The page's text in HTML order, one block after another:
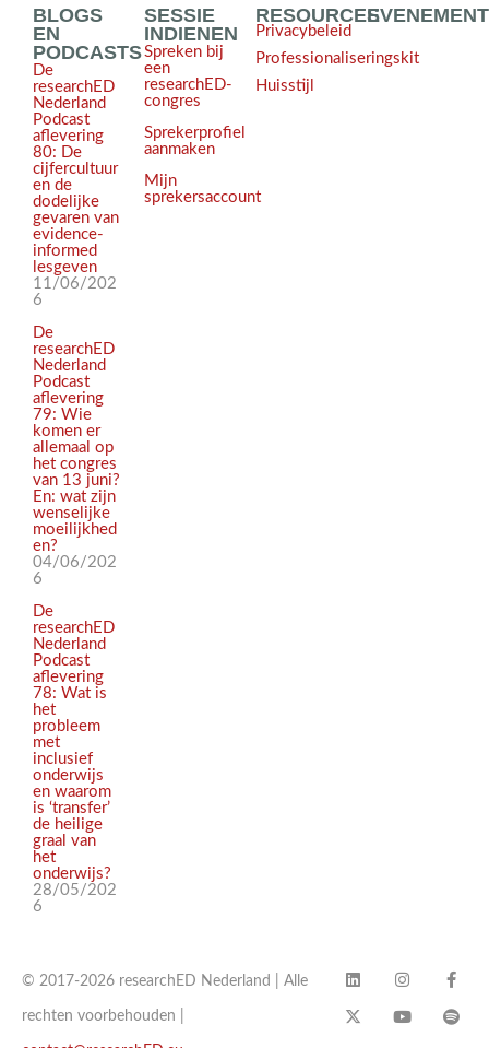
BLOGS
EN
PODCASTS
De
researchED
Nederland
Podcast
aflevering
80: De
cijfercultuur
en de
dodelijke
gevaren van
evidence-
informed
lesgeven
11/06/202
6
De
researchED
Nederland
Podcast
aflevering
79: Wie
komen er
allemaal op
het congres
van 13 juni?
En: wat zijn
wenselijke
moeilijkhed
en?
04/06/202
6
De
researchED
Nederland
Podcast
aflevering
78: Wat is
het
probleem
met
inclusief
onderwijs
en waarom
is ‘transfer’
de heilige
graal van
het
onderwijs?
28/05/202
6
SESSIE
INDIENEN
Spreken bij
een
researchED-
congres
Sprekerprofiel
aanmaken
Mijn
sprekersaccount
RESOURCES
Privacybeleid
Professionaliseringskit
Huisstijl
© 2017-2026 researchED Nederland | Alle
rechten voorbehouden |